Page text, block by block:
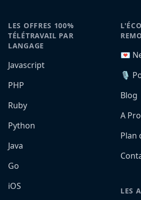
LES OFFRES 100%
TÉLÉTRAVAIL PAR
LANGAGE
Javascript
PHP
Ruby
Python
Java
Go
iOS
💌
🎙️
Blog
A
Plan
LES